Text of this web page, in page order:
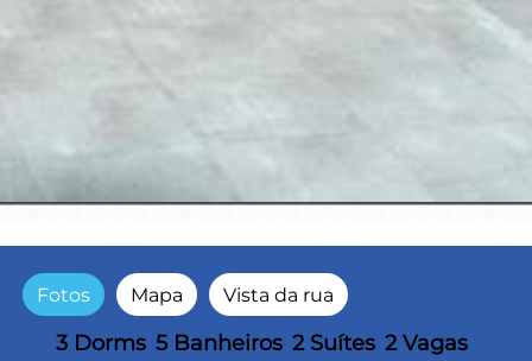
Fotos Mapa Vista da rua
3 Dorms 5 Banheiros 2 Suítes 2 Vagas